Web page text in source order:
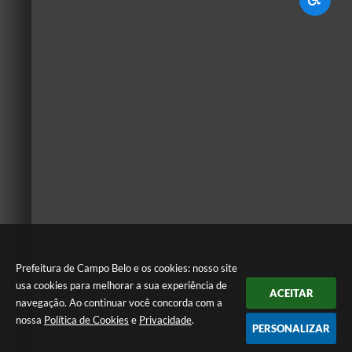
Prefeitura de Campo Belo e os cookies: nosso site
usa cookies para melhorar a sua experiência de
navegação. Ao continuar você concorda com a
nossa Política de Cookies e Privacidade.
ACEITAR
PERSONALIZAR